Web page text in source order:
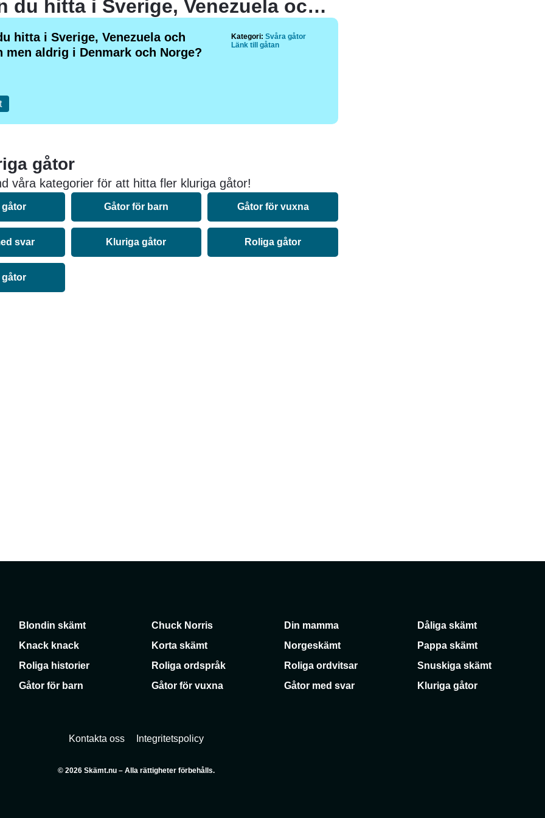
Vad kan du hitta i Sverige, Venezuela och Slovakien men aldrig i Denmark och Norge?
hitta i Sverige, Venezuela och
men aldrig i Denmark och Norge?
Kategori: Svåra gåtor
Länk till gåtan
gåtor
våra kategorier för att hitta fler kluriga gåtor!
gåtor Gåtor för barn Gåtor för vuxna
svar Kluriga gåtor Roliga gåtor
gåtor
Blondin skämt Chuck Norris Din mamma
Dåliga skämt
Knack knack Korta skämt Norgeskämt
Pappa skämt
Roliga historier Roliga ordspråk Roliga ordvitsar
Snuskiga skämt
Gåtor för barn Gåtor för vuxna Gåtor med svar
Kluriga gåtor
Kontakta oss Integritetspolicy
© 2026 Skämt.nu – Alla rättigheter förbehålls.